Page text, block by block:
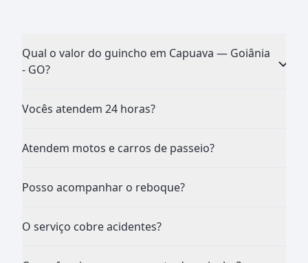
Qual o valor do guincho em Capuava — Goiânia
- GO?
Vocês atendem 24 horas?
Atendem motos e carros de passeio?
Posso acompanhar o reboque?
O serviço cobre acidentes?